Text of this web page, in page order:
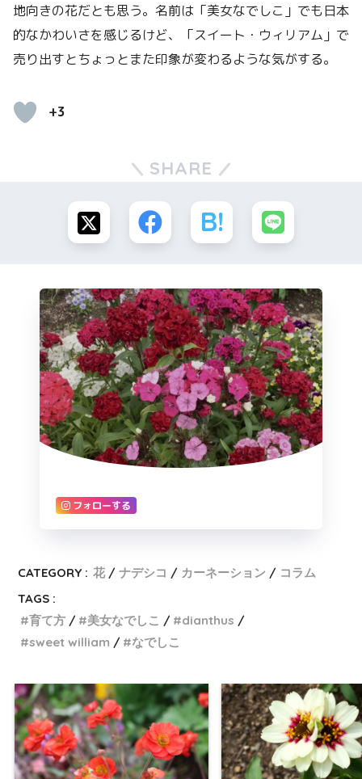
地向きの花だとも思う。名前は「美女なでしこ」でも日本
的なかわいさを感じるけど、「スイート・ウィリアム」で
売り出すとちょっとまた印象が変わるような気がする。
+3
SHARE
フォローする
CATEGORY : 花 ナデシコ カーネーション
コラム
TAGS :
育て方
美女なでしこ
dianthus
sweet william
なでしこ